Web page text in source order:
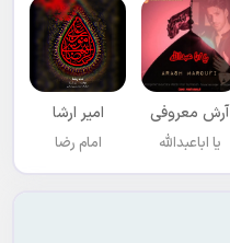
آرش معروفی
یا اباعبدالله
امیر ارشا
امام رضا